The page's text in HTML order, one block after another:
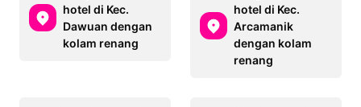
hotel di Kec.
Dawuan dengan
kolam renang
hotel di Kec.
Arcamanik
dengan kolam
renang